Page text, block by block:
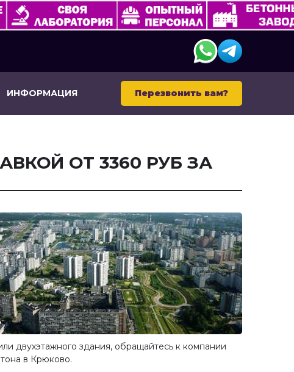
ИНФОРМАЦИЯ Перезвонить вам?
ОТ 3360 РУБ ЗА
двухэтажного здания, обращайтесь к компании
в Крюково.